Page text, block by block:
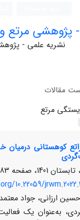
پژوهشی مرتع و
نشریه علمی -
مقالات
مرتع
کوهستانی درمیان
298
10.22059/
ارزانی، جواد
به‌‌عنوان یک